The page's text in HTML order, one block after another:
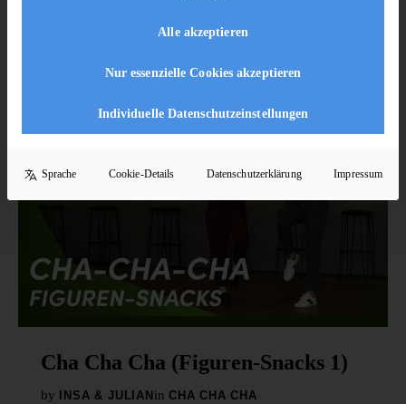
Cha Cha Cha (Figuren-Snacks 1)
by INSA & JULIAN in CHA CHA CHA
Alle akzeptieren
Nur essenzielle Cookies akzeptieren
Individuelle Datenschutzeinstellungen
Sprache Cookie-Details Datenschutzerklärung Impressum